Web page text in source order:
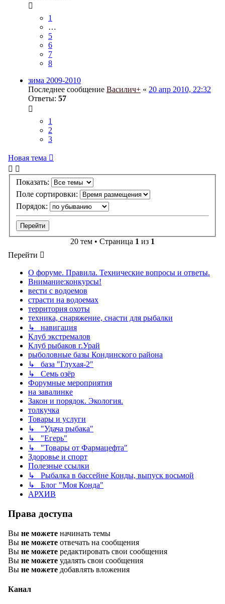
1
…
5
6
7
8
зима 2009-2010
Последнее сообщение Василич+ « 20 апр 2010, 22:32
Ответы: 57
1
2
3
Новая тема
Показать:
Поле сортировки:
Порядок:
20 тем • Страница 1 из 1
Перейти
О форуме. Правила. Технические вопросы и ответы.
Внимание:конкурсы!
вести с водоемов
страсти на водоемах
территория охоты
техника, снаряжение, снасти для рыбалки
↳ навигация
Клуб экстремалов
Клуб рыбаков г.Урай
рыболовные базы Кондинского района
↳ база "Глухая-2"
↳ Семь озёр
Форумные мероприятия
на завалинке
Закон и порядок. Экология.
толкучка
Товары и услуги
↳ "Удача рыбака"
↳ "Егерь"
↳ "Товары от Фармацефта"
Здоровье и спорт
Полезные ссылки
↳ Рыбалка в бассейне Конды, выпуск восьмой
↳ Блог "Моя Конда"
АРХИВ
Права доступа
Вы не можете начинать темы
Вы не можете отвечать на сообщения
Вы не можете редактировать свои сообщения
Вы не можете удалять свои сообщения
Вы не можете добавлять вложения
Канал